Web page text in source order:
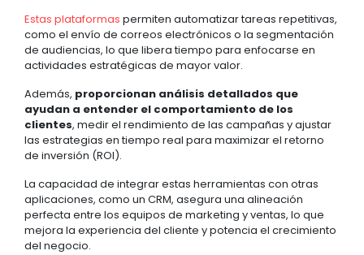
Estas plataformas permiten automatizar tareas repetitivas,
como el envío de correos electrónicos o la segmentación
de audiencias, lo que libera tiempo para enfocarse en
actividades estratégicas de mayor valor.
Además, proporcionan análisis detallados que
ayudan a entender el comportamiento de los
clientes, medir el rendimiento de las campañas y ajustar
las estrategias en tiempo real para maximizar el retorno
de inversión (ROI).
La capacidad de integrar estas herramientas con otras
aplicaciones, como un CRM, asegura una alineación
perfecta entre los equipos de marketing y ventas, lo que
mejora la experiencia del cliente y potencia el crecimiento
del negocio.